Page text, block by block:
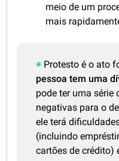
meio de um
mais
Protesto é o ato
pessoa tem uma
pode ter uma série
negativas para o
ele terá
(incluindo
cartões de crédito)